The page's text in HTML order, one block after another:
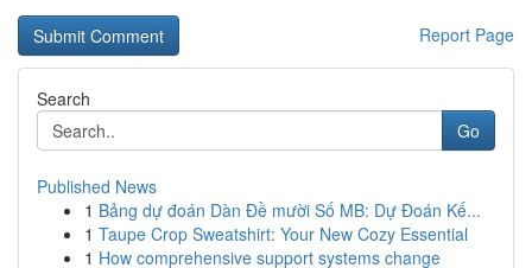
Report Page
Search
Go
Published News
1 Bảng dự đoán Dàn Đề mười Số MB: Dự Đoán Kế...
1 Taupe Crop Sweatshirt: Your New Cozy Essential
1 How comprehensive support systems change